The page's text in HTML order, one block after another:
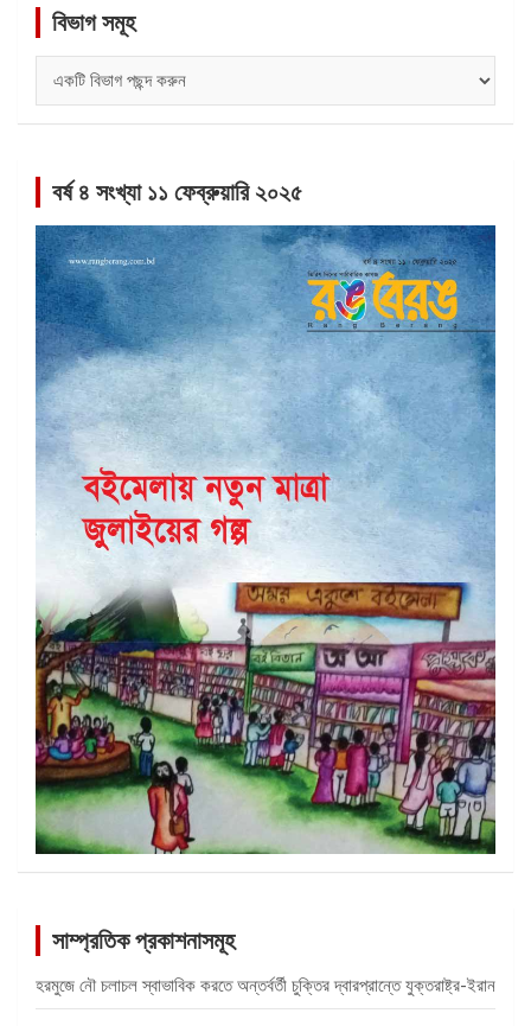
বিভাগ সমূহ
সমূহ
বর্ষ ৪ সংখ্যা ১১ ফেব্রুয়ারি ২০২৫
সাম্প্রতিক প্রকাশনাসমূহ
হরমুজে নৌ চলাচল স্বাভাবিক করতে অন্তর্বর্তী চুক্তির দ্বারপ্রান্তে যুক্তরাষ্ট্র-ইরান